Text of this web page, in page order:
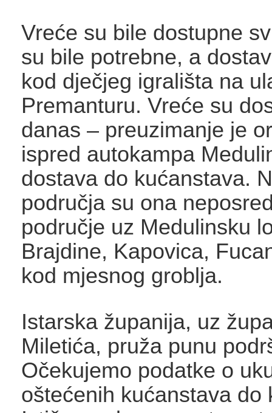
Vreće su bile dostupne
su bile potrebne, a
kod dječjeg igrališta na
Premanturu. Vreće su
danas – preuzimanje je
ispred autokampa
dostava do kućanstava.
područja su ona
područje uz Medulinsku
Brajdine, Kapovica,
kod mjesnog groblja.
Istarska županija, uz
Miletića, pruža punu
Očekujemo podatke o
oštećenih kućanstava do